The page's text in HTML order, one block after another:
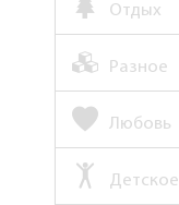
Отдых
Разное
Любовь
Детское